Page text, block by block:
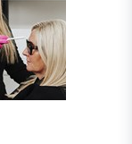
med lys og